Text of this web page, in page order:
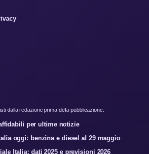
dalla redazione prima della pubblicazione.
per ultime notizie
oggi: benzina e diesel al 29 maggio
Italia: dati 2025 e previsioni 2026